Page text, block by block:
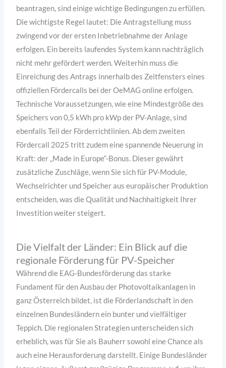
beantragen, sind einige wichtige Bedingungen zu erfüllen.
Die wichtigste Regel lautet: Die Antragstellung muss
zwingend vor der ersten Inbetriebnahme der Anlage
erfolgen. Ein bereits laufendes System kann nachträglich
nicht mehr gefördert werden. Weiterhin muss die
Einreichung des Antrags innerhalb des Zeitfensters eines
offiziellen Fördercalls bei der OeMAG online erfolgen.
Technische Voraussetzungen, wie eine Mindestgröße des
Speichers von 0,5 kWh pro kWp der PV-Anlage, sind
ebenfalls Teil der Förderrichtlinien. Ab dem zweiten
Fördercall 2025 tritt zudem eine spannende Neuerung in
Kraft: der „Made in Europe“-Bonus. Dieser gewährt
zusätzliche Zuschläge, wenn Sie sich für PV-Module,
Wechselrichter und Speicher aus europäischer Produktion
entscheiden, was die Qualität und Nachhaltigkeit Ihrer
Investition weiter steigert.
Die Vielfalt der Länder: Ein Blick auf die
regionale Förderung für PV-Speicher
Während die EAG-Bundesförderung das starke
Fundament für den Ausbau der Photovoltaikanlagen in
ganz Österreich bildet, ist die Förderlandschaft in den
einzelnen Bundesländern ein bunter und vielfältiger
Teppich. Die regionalen Strategien unterscheiden sich
erheblich, was für Sie als Bauherr sowohl eine Chance als
auch eine Herausforderung darstellt. Einige Bundesländer